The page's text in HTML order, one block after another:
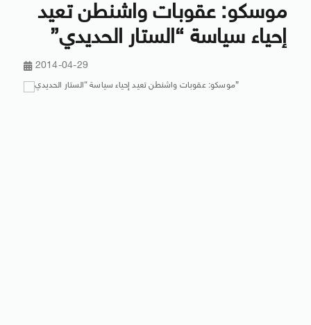
موسكو: عقوبات واشنطن تعيد
إحياء سياسة “الستار الحديدي”
2014-04-29